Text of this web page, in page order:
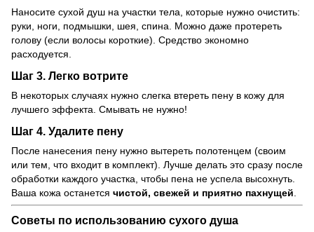
Наносите сухой душ на участки тела, которые нужно очистить:
руки, ноги, подмышки, шея, спина. Можно даже протереть
голову (если волосы короткие). Средство экономно
расходуется.
Шаг 3. Легко вотрите
В некоторых случаях нужно слегка втереть пену в кожу для
лучшего эффекта. Смывать не нужно!
Шаг 4. Удалите пену
После нанесения пену нужно вытереть полотенцем (своим
или тем, что входит в комплект). Лучше делать это сразу после
обработки каждого участка, чтобы пена не успела высохнуть.
Ваша кожа останется чистой, свежей и приятно пахнущей
Советы по использованию сухого душа